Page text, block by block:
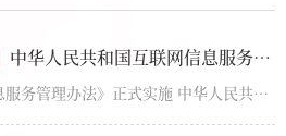
中华人民共和国互联网信息服务管理办法
《互联网信息服务管理办法》正式实施 中华人民共和国国务院令第292号 《互联网信息服务管理办法》...